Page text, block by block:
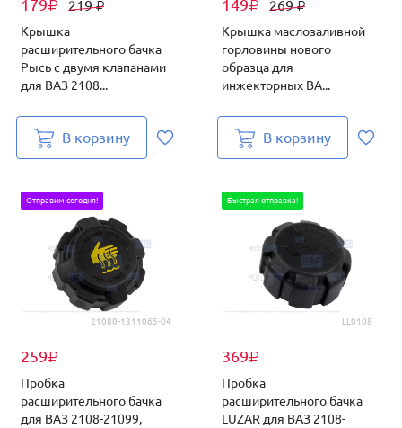
179₽ 219₽
Крышка
расширительного бачка
Рысь с двумя клапанами
для ВАЗ 2108...
В корзину
149₽ 269₽
Крышка маслозаливной
горловины нового
образца для
инжекторных ВА...
В корзину
21080-1311065-04
259₽
Отправим сегодня!
Пробка
расширительного бачка
для ВАЗ 2108-21099,
LL0108
369₽
Быстрая отправка!
Пробка
расширительного бачка
LUZAR для ВАЗ 2108-